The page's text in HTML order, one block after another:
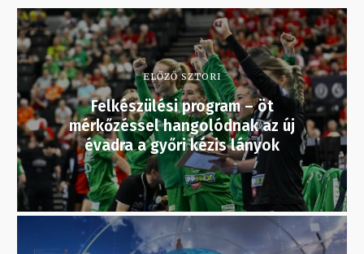
ELŐZŐ SZTORI
Felkészülési program – öt
mérkőzéssel hangolódnak az új
évadra a győri kézis lányok